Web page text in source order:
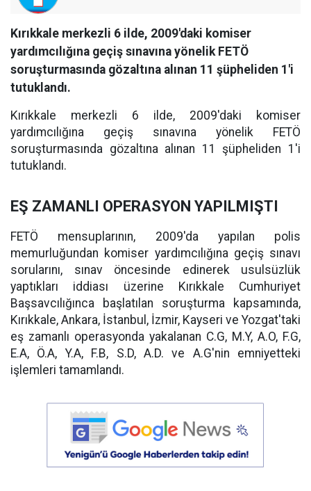
Kırıkkale merkezli 6 ilde, 2009'daki komiser
yardımcılığına geçiş sınavına yönelik FETÖ
soruşturmasında gözaltına alınan 11 şüpheliden 1'i
tutuklandı.
Kırıkkale merkezli 6 ilde, 2009'daki komiser
yardımcılığına geçiş sınavına yönelik FETÖ
soruşturmasında gözaltına alınan 11 şüpheliden 1'i
tutuklandı.
EŞ ZAMANLI OPERASYON YAPILMIŞTI
FETÖ mensuplarının, 2009'da yapılan polis
memurluğundan komiser yardımcılığına geçiş sınavı
sorularını, sınav öncesinde edinerek usulsüzlük
yaptıkları iddiası üzerine Kırıkkale Cumhuriyet
Başsavcılığınca başlatılan soruşturma kapsamında,
Kırıkkale, Ankara, İstanbul, İzmir, Kayseri ve Yozgat'taki
eş zamanlı operasyonda yakalanan C.G, M.Y, A.O, F.G,
E.A, Ö.A, Y.A, F.B, S.D, A.D. ve A.G'nin emniyetteki
işlemleri tamamlandı.